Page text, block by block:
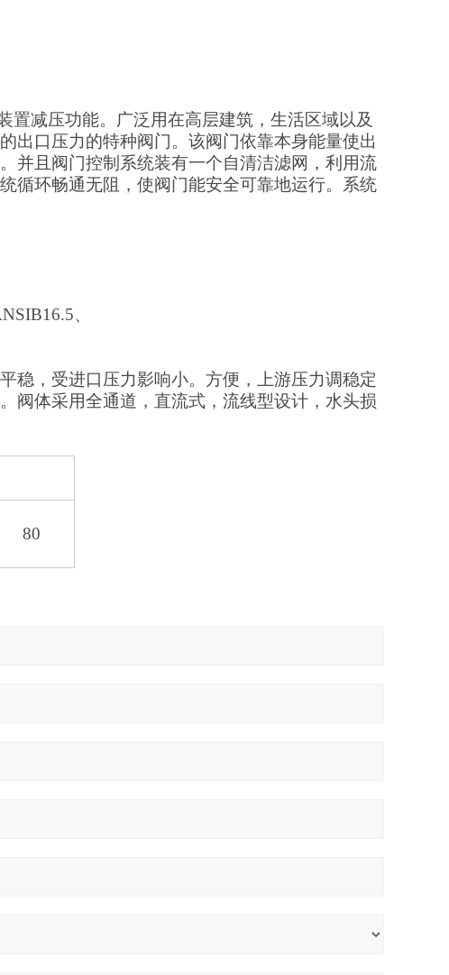
减压功能。广泛用在高层建筑，生活区域以及
出口压力的特种阀门。该阀门依靠本身能量使出
并且阀门控制系统装有一个自清洁滤网，利用流
循环畅通无阻，使阀门能安全可靠地运行。系统
、
稳，受进口压力影响小。方便，上游压力调稳定
阀体采用全通道，直流式，流线型设计，水头损
80